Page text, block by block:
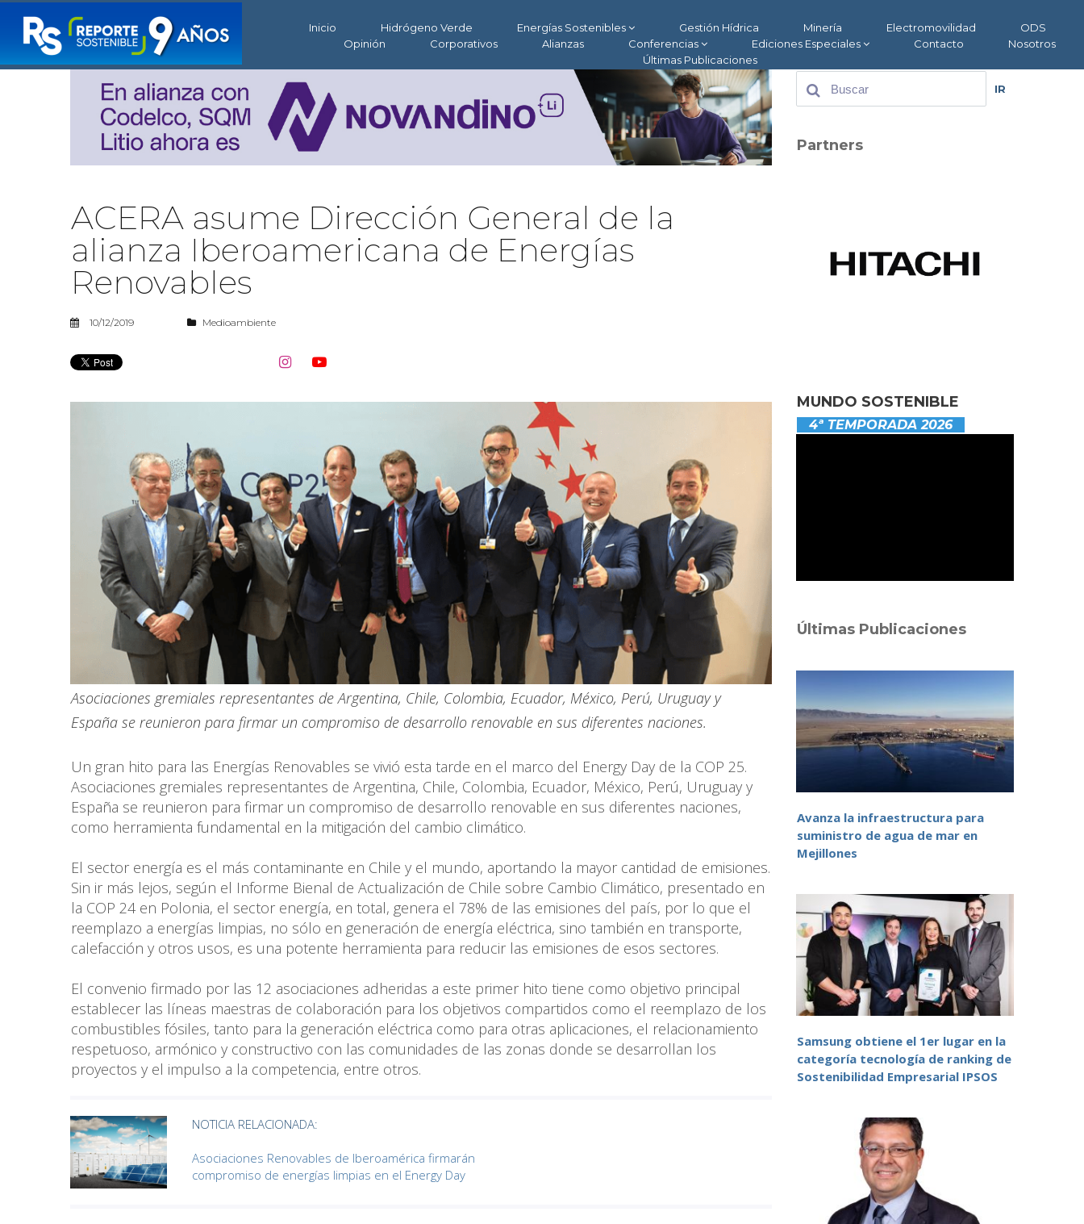
Inicio Hidrógeno Verde Energías Sostenibles Gestión Hídrica Minería Electromovilidad
ODS
Opinión
Corporativos Alianzas Conferencias Ediciones Especiales Contacto
Nosotros
Últimas Publicaciones
ACERA asume Dirección General de la
alianza Iberoamericana de Energías
Renovables
10/12/2019 Medioambiente
 
Asociaciones gremiales representantes de Argentina, Chile, Colombia, Ecuador, México, Perú, Uruguay y
España se reunieron para firmar un compromiso de desarrollo renovable en sus diferentes naciones.
Un gran hito para las Energías Renovables se vivió esta tarde en el marco del Energy Day de la COP 25.
Asociaciones gremiales representantes de Argentina, Chile, Colombia, Ecuador, México, Perú, Uruguay y
España se reunieron para firmar un compromiso de desarrollo renovable en sus diferentes naciones,
como herramienta fundamental en la mitigación del cambio climático.
El sector energía es el más contaminante en Chile y el mundo, aportando la mayor cantidad de emisiones.
Sin ir más lejos, según el Informe Bienal de Actualización de Chile sobre Cambio Climático, presentado en
la COP 24 en Polonia, el sector energía, en total, genera el 78% de las emisiones del país, por lo que el
reemplazo a energías limpias, no sólo en generación de energía eléctrica, sino también en transporte,
calefacción y otros usos, es una potente herramienta para reducir las emisiones de esos sectores.
El convenio firmado por las 12 asociaciones adheridas a este primer hito tiene como objetivo principal
establecer las líneas maestras de colaboración para los objetivos compartidos como el reemplazo de los
combustibles fósiles, tanto para la generación eléctrica como para otras aplicaciones, el relacionamiento
respetuoso, armónico y constructivo con las comunidades de las zonas donde se desarrollan los
proyectos y el impulso a la competencia, entre otros.
NOTICIA RELACIONADA:
Asociaciones Renovables de Iberoamérica firmarán
compromiso de energías limpias en el Energy Day
IR
Partners
MUNDO SOSTENIBLE
4ª TEMPORADA 2026
Últimas Publicaciones
Avanza la infraestructura para
suministro de agua de mar en
Mejillones
Samsung obtiene el 1er lugar en la
categoría tecnología de ranking de
Sostenibilidad Empresarial IPSOS